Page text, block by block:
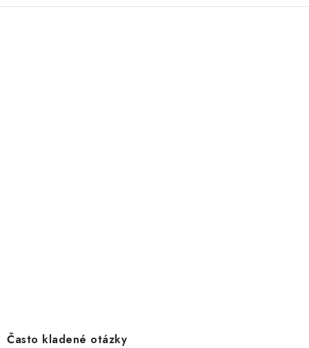
Často kladené otázky